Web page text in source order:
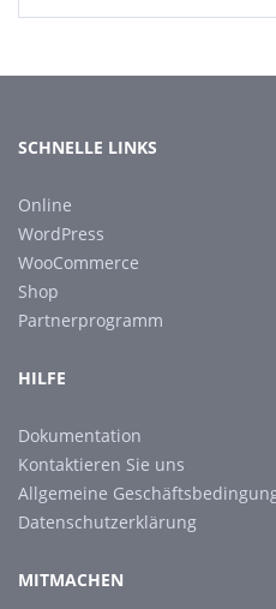
SCHNELLE LINKS
Online
WordPress
WooCommerce
Shop
Partnerprogramm
HILFE
Dokumentation
Kontaktieren Sie uns
Allgemeine
Datenschutzerklärung
MITMACHEN